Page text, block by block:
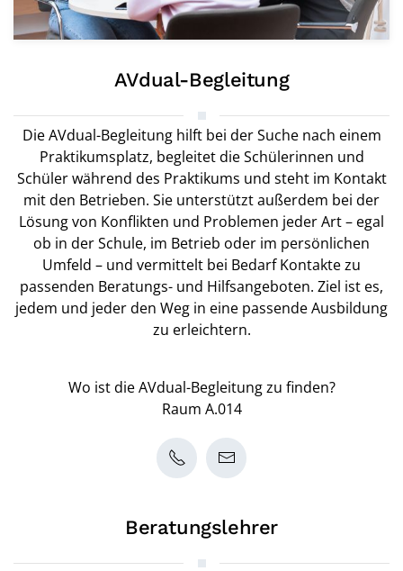
AVdual-Begleitung
Die AVdual-Begleitung hilft bei der Suche nach einem
Praktikumsplatz, begleitet die Schülerinnen und
Schüler während des Praktikums und steht im Kontakt
mit den Betrieben. Sie unterstützt außerdem bei der
Lösung von Konflikten und Problemen jeder Art – egal
ob in der Schule, im Betrieb oder im persönlichen
Umfeld – und vermittelt bei Bedarf Kontakte zu
passenden Beratungs- und Hilfsangeboten. Ziel ist es,
jedem und jeder den Weg in eine passende Ausbildung
zu erleichtern.
Wo ist die AVdual-Begleitung zu finden?
Raum A.014
Beratungslehrer